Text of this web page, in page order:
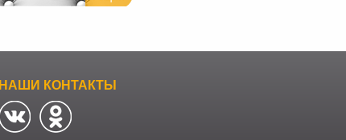
НАШИ КОНТАКТЫ